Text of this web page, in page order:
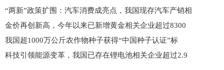
“两新”政策扩围：汽车消费成亮点，我国现存汽车产销相
金价再创新高，今年以来已新增黄金相关企业超过8300
我国超1000万公斤农作物种子获得“中国种子认证”标
科技引领能源变革，我国已存在锂电池相关企业超过2.9